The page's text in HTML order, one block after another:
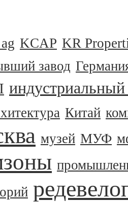
KCAP KR
завод
индустриальный
Китай
музей МУФ